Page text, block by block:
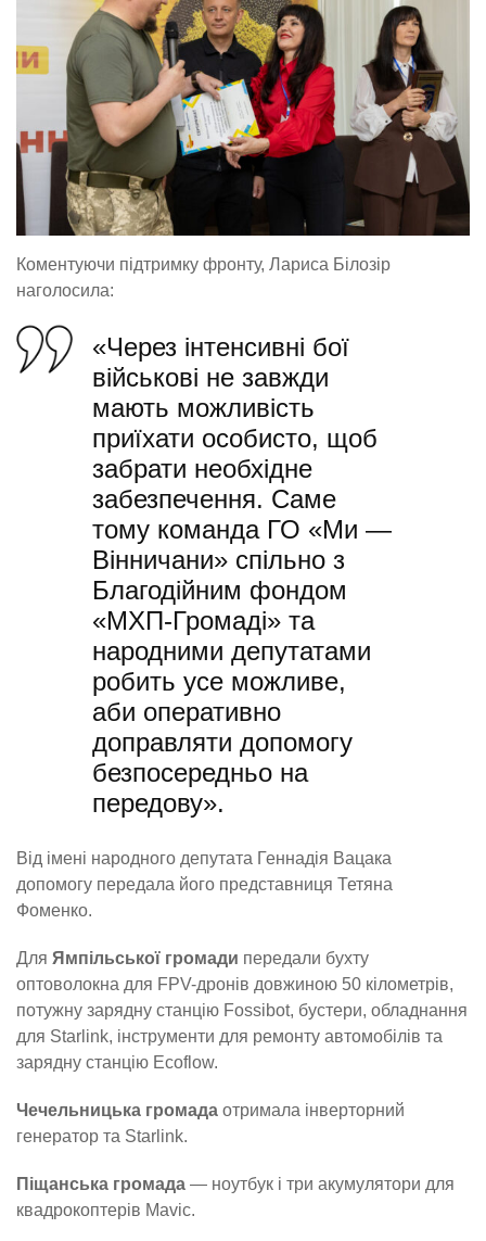
Коментуючи підтримку фронту, Лариса Білозір
наголосила:
«Через інтенсивні бої
військові не завжди
мають можливість
приїхати особисто, щоб
забрати необхідне
забезпечення. Саме
тому команда ГО «Ми —
Вінничани» спільно з
Благодійним фондом
«МХП-Громаді» та
народними депутатами
робить усе можливе,
аби оперативно
доправляти допомогу
безпосередньо на
передову».
Від імені народного депутата Геннадія Вацака
допомогу передала його представниця Тетяна
Фоменко.
Для Ямпільської громади передали бухту
оптоволокна для FPV-дронів довжиною 50 кілометрів,
потужну зарядну станцію Fossibot, бустери, обладнання
для Starlink, інструменти для ремонту автомобілів та
зарядну станцію Ecoflow.
Чечельницька громада отримала інверторний
генератор та Starlink.
Піщанська громада — ноутбук і три акумулятори для
квадрокоптерів Mavic.